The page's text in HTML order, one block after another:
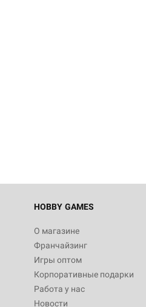
HOBBY GAMES
О магазине
Франчайзинг
Игры оптом
Корпоративные подарки
Работа у нас
Новости